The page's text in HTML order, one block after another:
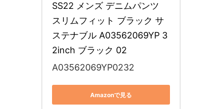
SS22 メンズ デニムパンツ
スリムフィット ブラック サ
ステナブル A03562069YP 3
2inch ブラック 02
A03562069YP0232
Amazonで見る